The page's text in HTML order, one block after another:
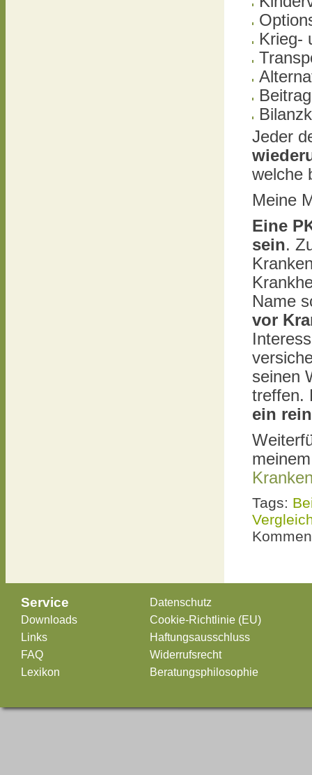
Krieg-
Jeder
welche
Meine
Eine
sein.
Name
vor
seinen
treffen.
ein
Tags:
Service
Downloads
Links
FAQ
Lexikon
Datenschutz
Cookie-Richtlinie (EU)
Haftungsausschluss
Widerrufsrecht
Beratungsphilosophie